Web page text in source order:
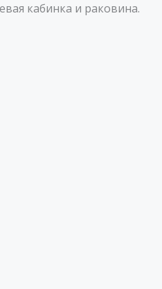
кабинка и раковина.